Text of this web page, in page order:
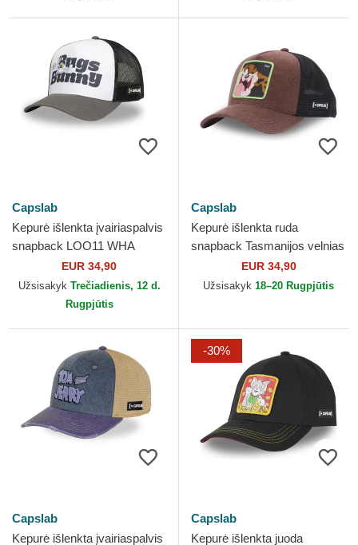
Capslab
Kepurė išlenkta įvairiaspalvis
snapback LOO11 WHA
Kiškis Bagsis Looney Tunes
Capslab
EUR 34,90
Užsisakyk Trečiadienis, 12 d.
Rugpjūtis
Capslab
Kepurė išlenkta ruda
snapback Tasmanijos velnias
Looney Tunes Capslab
EUR 34,90
Užsisakyk 18–20 Rugpjūtis
Capslab
Kepurė išlenkta įvairiaspalvis
-30%
Capslab
Kepurė išlenkta juoda